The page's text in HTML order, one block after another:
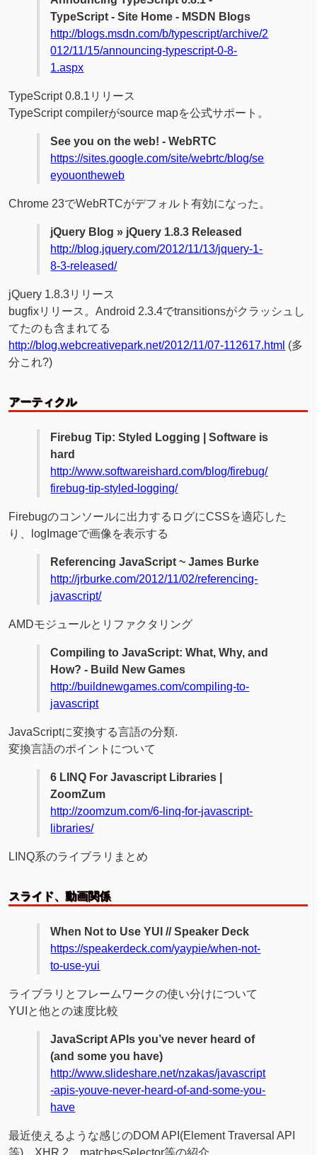
TypeScript - Site Home - MSDN Blogs
http://blogs.msdn.com/b/typescript/archive/2
012/11/15/announcing-typescript-0-8-
1.aspx
TypeScript 0.8.1リリース
TypeScript compilerがsource mapを公式サポート。
See you on the web! - WebRTC
https://sites.google.com/site/webrtc/blog/se
eyouontheweb
Chrome 23でWebRTCがデフォルト有効になった。
jQuery Blog » jQuery 1.8.3 Released
http://blog.jquery.com/2012/11/13/jquery-1-
8-3-released/
jQuery 1.8.3リリース
bugfixリリース。Android 2.3.4でtransitionsがクラッシュし
てたのも含まれてる
http://blog.webcreativepark.net/2012/11/07-112617.html (多
分これ?)
アーティクル
Firebug Tip: Styled Logging | Software is
hard
http://www.softwareishard.com/blog/firebug/
firebug-tip-styled-logging/
Firebugのコンソールに出力するログにCSSを適応した
り、logImageで画像を表示する
Referencing JavaScript ~ James Burke
http://jrburke.com/2012/11/02/referencing-
javascript/
AMDモジュールとリファクタリング
Compiling to JavaScript: What, Why, and
How? - Build New Games
http://buildnewgames.com/compiling-to-
javascript
JavaScriptに変換する言語の分類.
変換言語のポイントについて
6 LINQ For Javascript Libraries |
ZoomZum
http://zoomzum.com/6-linq-for-javascript-
libraries/
LINQ系のライブラリまとめ
スライド、動画関係
When Not to Use YUI // Speaker Deck
https://speakerdeck.com/yaypie/when-not-
to-use-yui
ライブラリとフレームワークの使い分けについて
YUIと他との速度比較
JavaScript APIs you’ve never heard of
(and some you have)
http://www.slideshare.net/nzakas/javascript
-apis-youve-never-heard-of-and-some-you-
have
最近使えるような感じのDOM API(Element Traversal API